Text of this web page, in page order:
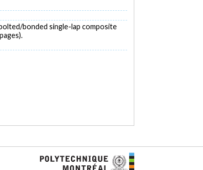
bonded single-lap composite